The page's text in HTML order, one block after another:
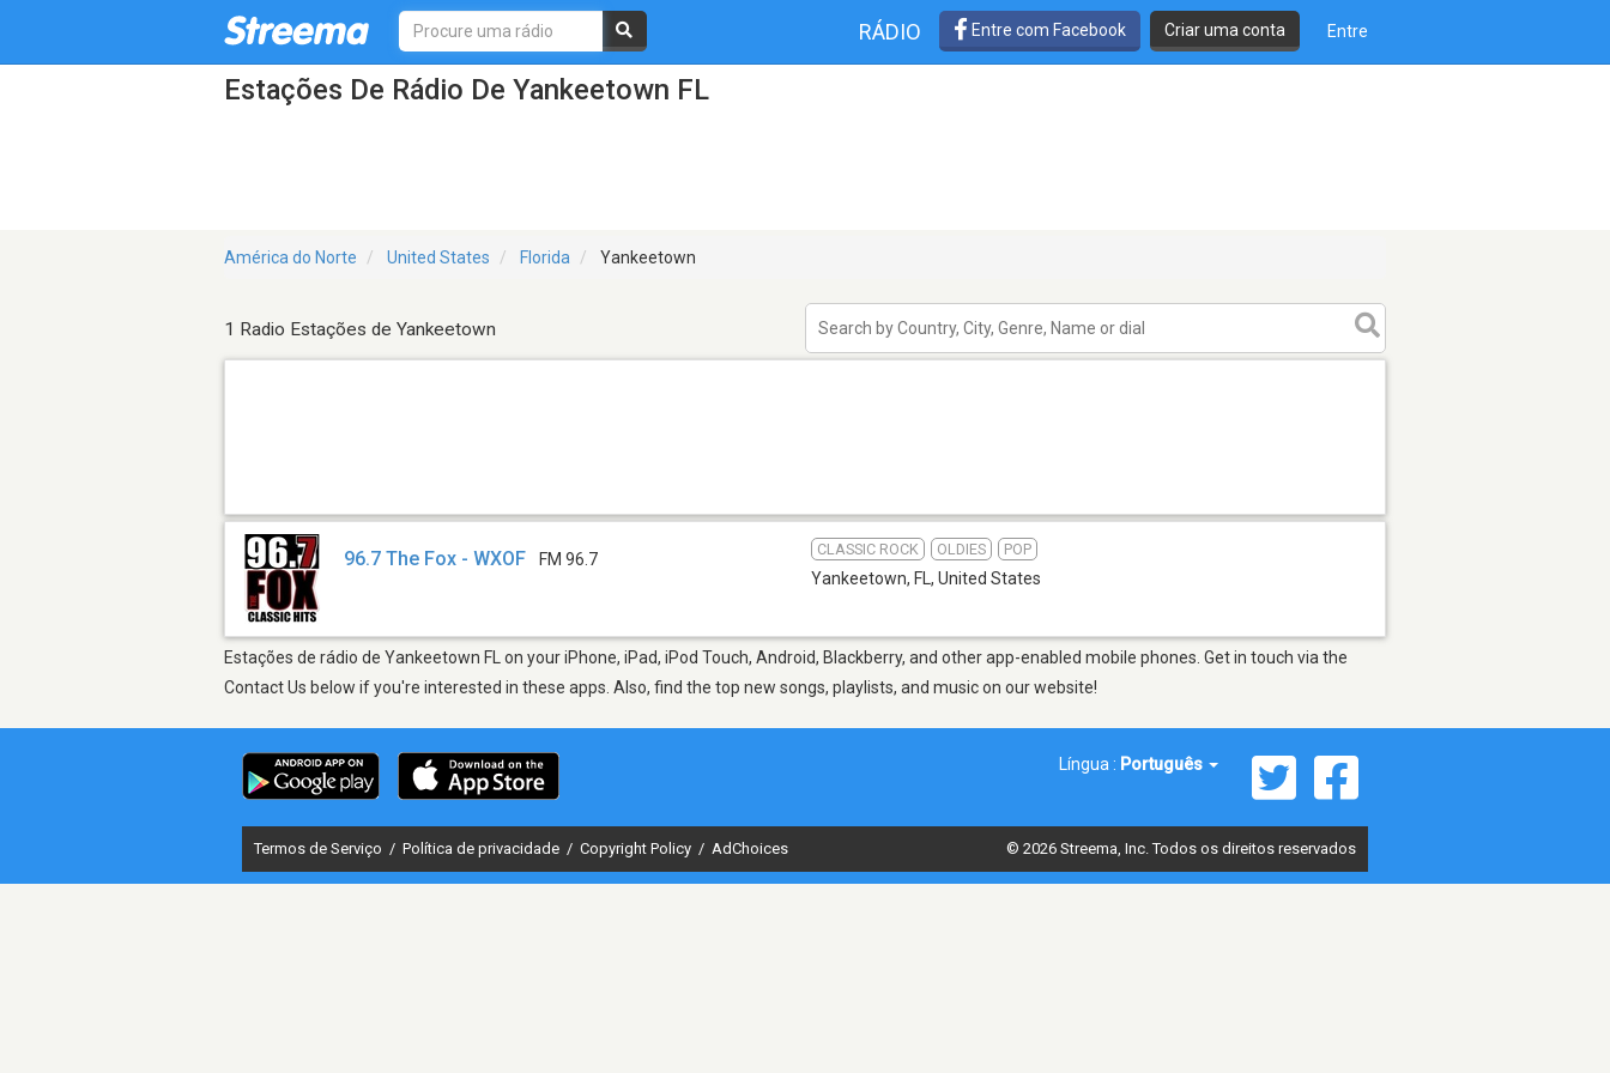
RÁDIO Entre com Facebook Criar uma conta Entre
Estações De Rádio De Yankeetown FL
América do Norte United States Florida Yankeetown
1 Radio Estações de Yankeetown
96.7 The Fox - WXOF FM 96.7
CLASSIC ROCK OLDIES POP
Yankeetown, FL , United States
Estações de rádio de Yankeetown FL on your iPhone, iPad, iPod Touch, Android, Blackberry, and other app-enabled mobile phones. Get in touch via the
Contact Us below if you're interested in these apps. Also, find the top new songs, playlists, and music on our website!
Língua : Português
Termos de Serviço / Política de privacidade / Copyright Policy / AdChoices © 2026 Streema, Inc. Todos os direitos reservados